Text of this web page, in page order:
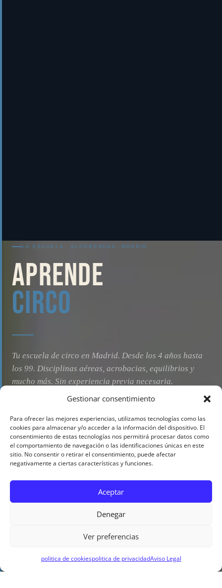
Gestionar consentimiento
Para ofrecer las mejores experiencias, utilizamos tecnologías como las
cookies para almacenar y/o acceder a la información del dispositivo. El
consentimiento de estas tecnologías nos permitirá procesar datos como
el comportamiento de navegación o las identificaciones únicas en este
sitio. No consentir o retirar el consentimiento, puede afectar
negativamente a ciertas características y funciones.
Aceptar
Denegar
Ver preferencias
politica de cookiespolitica de privacidadAviso Legal
LA ESCUELA · ALCOBENDAS, MADRID
APRENDE
CIRCO
Tu escuela de circo en Madrid. Desde los 4 años hasta
los 99. Disciplinas aéreas, acrobacias, equilibrios y
mucho más. Sin experiencia previa necesaria.
INSCRÍBETE AHORA →
VER TODOS LOS HORARIOS
L–Sáb